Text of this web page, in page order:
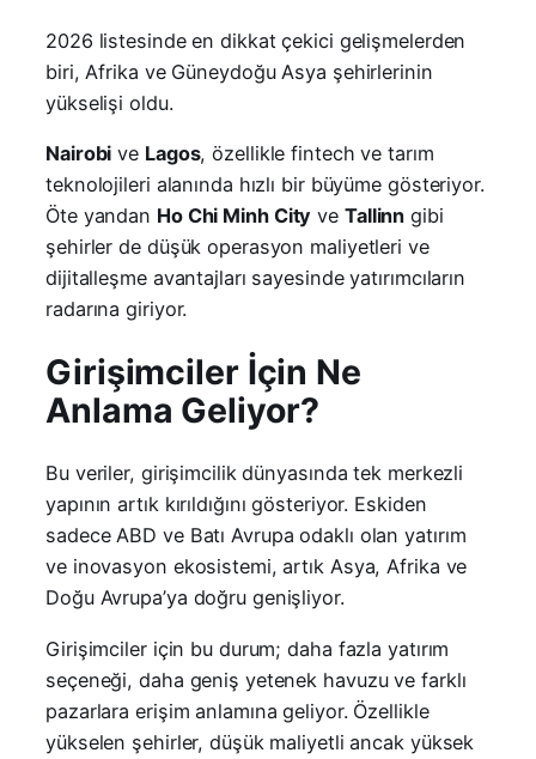
2026 listesinde en dikkat çekici gelişmelerden
biri, Afrika ve Güneydoğu Asya şehirlerinin
yükselişi oldu.
Nairobi ve Lagos, özellikle fintech ve tarım
teknolojileri alanında hızlı bir büyüme gösteriyor.
Öte yandan Ho Chi Minh City ve Tallinn gibi
şehirler de düşük operasyon maliyetleri ve
dijitalleşme avantajları sayesinde yatırımcıların
radarına giriyor.
Girişimciler İçin Ne
Anlama Geliyor?
Bu veriler, girişimcilik dünyasında tek merkezli
yapının artık kırıldığını gösteriyor. Eskiden
sadece ABD ve Batı Avrupa odaklı olan yatırım
ve inovasyon ekosistemi, artık Asya, Afrika ve
Doğu Avrupa’ya doğru genişliyor.
Girişimciler için bu durum; daha fazla yatırım
seçeneği, daha geniş yetenek havuzu ve farklı
pazarlara erişim anlamına geliyor. Özellikle
yükselen şehirler, düşük maliyetli ancak yüksek